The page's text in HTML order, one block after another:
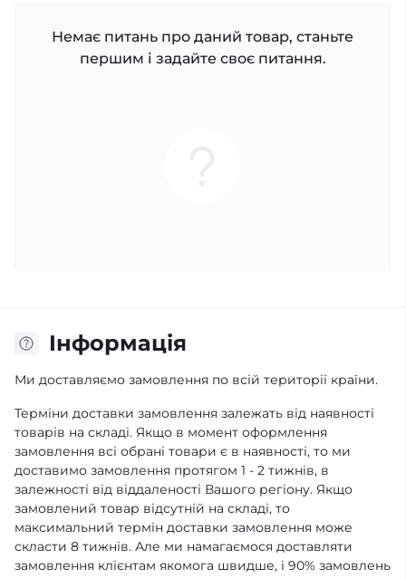
Немає питань про даний товар, станьте
першим і задайте своє питання.
Iнформація
Ми доставляємо замовлення по всій території країни.
Терміни доставки замовлення залежать від наявності
товарів на складі. Якщо в момент оформлення
замовлення всі обрані товари є в наявності, то ми
доставимо замовлення протягом 1 - 2 тижнів, в
залежності від віддаленості Вашого регіону. Якщо
замовлений товар відсутній на складі, то
максимальний термін доставки замовлення може
скласти 8 тижнів. Але ми намагаємося доставляти
замовлення клієнтам якомога швидше, і 90% замовлень